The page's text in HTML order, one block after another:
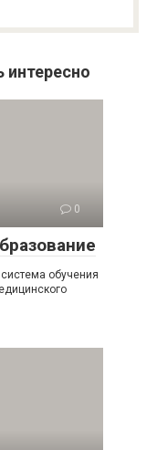
0
обучения